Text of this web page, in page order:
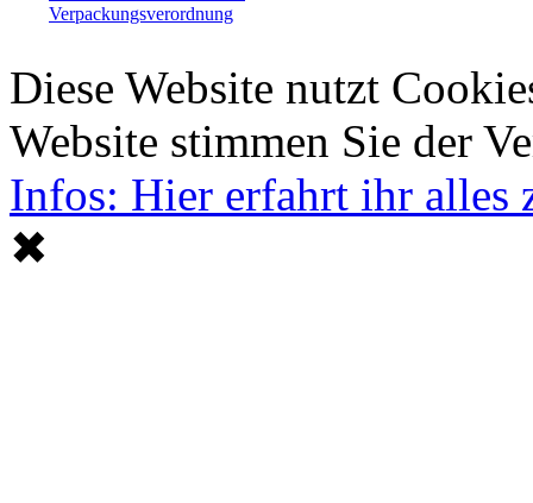
Verpackungsverordnung
Diese Website nutzt
Website stimmen Sie der
Infos: Hier erfahrt ihr alles
✖